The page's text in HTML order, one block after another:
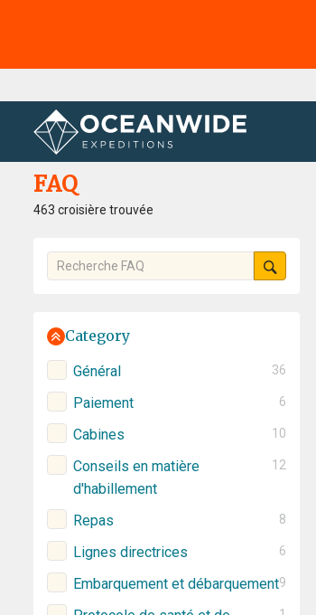
Accueil FAQ
FAQ
463 croisière trouvée
Category
Général 36
Paiement 6
Cabines 10
Conseils en matière
d'habillement
12
Repas 8
Lignes directrices 6
Embarquement et débarquement9